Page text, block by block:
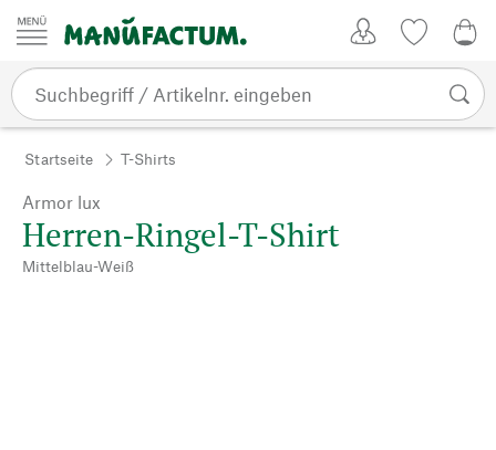
Zum Inhalt springen
Startseite T-Shirts
Armor lux
Herren-Ringel-T-Shirt
Mittelblau-Weiß